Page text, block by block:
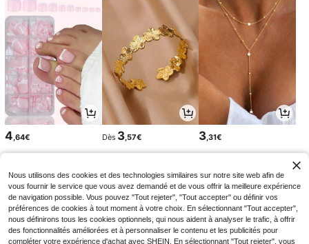
4 ,64€ Dès 3 ,57€ 3 ,31€
Nous utilisons des cookies et des technologies similaires sur notre site web afin de
vous fournir le service que vous avez demandé et de vous offrir la meilleure expérience
de navigation possible. Vous pouvez "Tout rejeter", "Tout accepter" ou définir vos
préférences de cookies à tout moment à votre choix. En sélectionnant "Tout accepter",
nous définirons tous les cookies optionnels, qui nous aident à analyser le trafic, à offrir
des fonctionnalités améliorées et à personnaliser le contenu et les publicités pour
compléter votre expérience d'achat avec SHEIN. En sélectionnant "Tout rejeter", vous